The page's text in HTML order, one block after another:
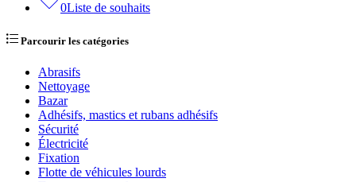
0Liste de souhaits
Parcourir les catégories
Abrasifs
Nettoyage
Bazar
Adhésifs, mastics et rubans adhésifs
Sécurité
Électricité
Fixation
Flotte de véhicules lourds